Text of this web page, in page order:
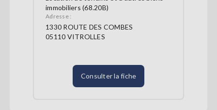
immobiliers (68.20B)
Adresse :
1330 ROUTE DES COMBES
05110 VITROLLES
Consulter la fiche